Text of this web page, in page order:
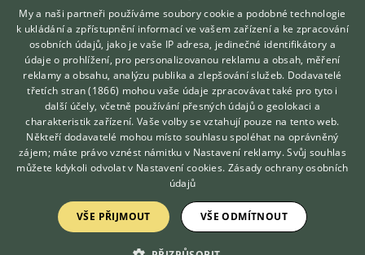
DISKUSE
ČLÁNKY
O nás
Kontakt
Možnosti zvýraznění inzerátů
Podmínky užití
Zpracování osobních údajů
Přihlášení
Registrace
Hledáte zvířecího kamaráda?
Zdarma vám poradí
VETERINÁŘ ONLINE
KONZULTOVAT S
VETERINÁŘEM
My a naši partneři používáme soubory cookie a podobné technologie
k ukládání a zpřístupnění informací ve vašem zařízení a ke zpracování
osobních údajů, jako je vaše IP adresa, jedinečné identifikátory a
údaje o prohlížení, pro personalizovanou reklamu a obsah, měření
reklamy a obsahu, analýzu publika a zlepšování služeb. Dodavatelé
třetích stran (1866) mohou vaše údaje zpracovávat také pro tyto i
další účely, včetně používání přesných údajů o geolokaci a
charakteristik zařízení. Vaše volby se vztahují pouze na tento web.
Někteří dodavatelé mohou místo souhlasu spoléhat na oprávněný
zájem; máte právo vznést námitku v Nastavení reklamy. Svůj souhlas
můžete kdykoli odvolat v Nastavení cookies. Zásady ochrany osobních
údajů
VŠE PŘIJMOUT VŠE ODMÍTNOUT